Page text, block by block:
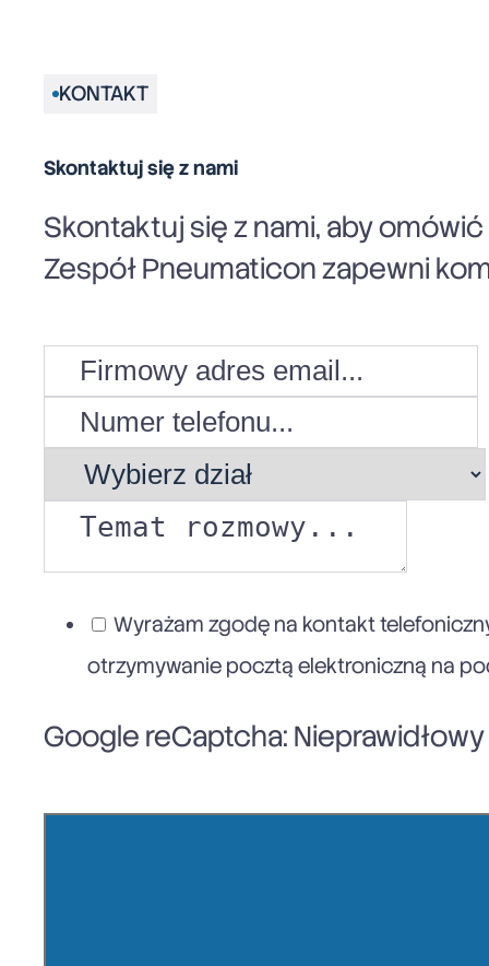
KONTAKT
Skontaktuj się z nami
Skontaktuj się z nami, aby
Zespół Pneumaticon zapewni
Wyrażam zgodę na kontakt
otrzymywanie pocztą elektroniczną na
Google reCaptcha: